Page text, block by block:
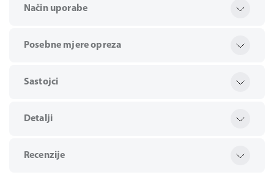
Način uporabe
Posebne mjere opreza
Sastojci
Detalji
Recenzije